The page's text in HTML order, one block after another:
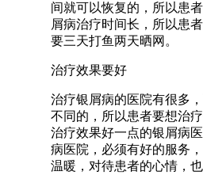
间就可以恢复的，所以患
屑病治疗时间长，所以患
要三天打鱼两天晒网。
治疗效果要好
治疗银屑病的医院有很多
不同的，所以患者要想治
治疗效果好一点的银屑病
病医院，必须有好的服务
温暖，对待患者的心情，